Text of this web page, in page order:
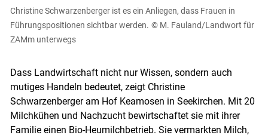
Skip to main content
Christine Schwarzenberger ist es ein Anliegen, dass Frauen in
Führungspositionen sichtbar werden. © M. Fauland/Landwort für
ZAMm unterwegs
Dass Landwirtschaft nicht nur Wissen, sondern auch
mutiges Handeln bedeutet, zeigt Christine
Schwarzenberger am Hof Keamosen in Seekirchen. Mit 20
Milchkühen und Nachzucht bewirtschaftet sie mit ihrer
Familie einen Bio-Heumilchbetrieb. Sie vermarkten Milch,